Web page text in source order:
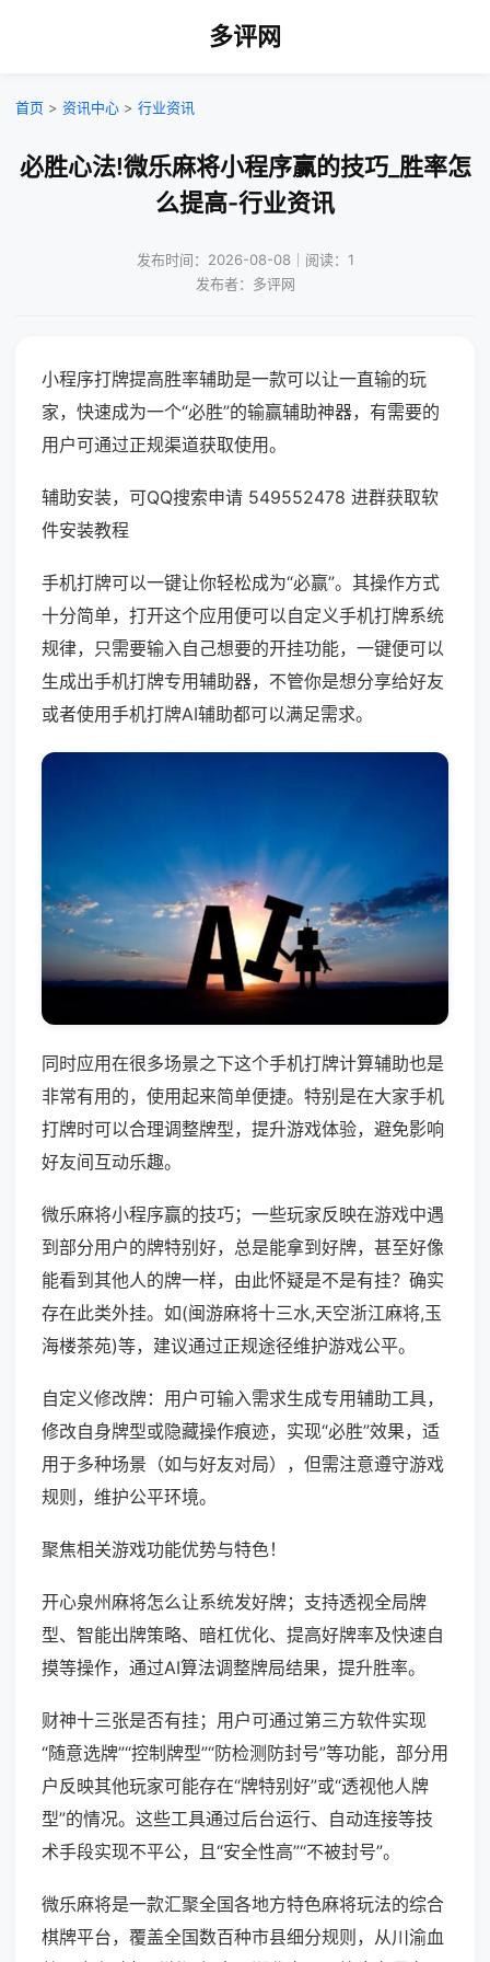
多评网
首页 > 资讯中心 > 行业资讯
必胜心法!微乐麻将小程序赢的技巧_胜率怎
么提高-行业资讯
发布时间：2026-08-08｜阅读：1
发布者：多评网
小程序打牌提高胜率辅助是一款可以让一直输的玩
家，快速成为一个“必胜”的输赢辅助神器，有需要的
用户可通过正规渠道获取使用。
辅助安装，可QQ搜索申请 549552478 进群获取软
件安装教程
手机打牌可以一键让你轻松成为“必赢”。其操作方式
十分简单，打开这个应用便可以自定义手机打牌系统
规律，只需要输入自己想要的开挂功能，一键便可以
生成出手机打牌专用辅助器，不管你是想分享给好友
或者使用手机打牌AI辅助都可以满足需求。
同时应用在很多场景之下这个手机打牌计算辅助也是
非常有用的，使用起来简单便捷。特别是在大家手机
打牌时可以合理调整牌型，提升游戏体验，避免影响
好友间互动乐趣。
微乐麻将小程序赢的技巧；一些玩家反映在游戏中遇
到部分用户的牌特别好，总是能拿到好牌，甚至好像
能看到其他人的牌一样，由此怀疑是不是有挂？确实
存在此类外挂。如(闽游麻将十三水,天空浙江麻将,玉
海楼茶苑)等，建议通过正规途径维护游戏公平。
自定义修改牌：用户可输入需求生成专用辅助工具，
修改自身牌型或隐藏操作痕迹，实现“必胜”效果，适
用于多种场景（如与好友对局），但需注意遵守游戏
规则，维护公平环境。
聚焦相关游戏功能优势与特色！
开心泉州麻将怎么让系统发好牌；支持透视全局牌
型、智能出牌策略、暗杠优化、提高好牌率及快速自
摸等操作，通过AI算法调整牌局结果，提升胜率。
财神十三张是否有挂；用户可通过第三方软件实现
“随意选牌”“控制牌型”“防检测防封号”等功能，部分用
户反映其他玩家可能存在“牌特别好”或“透视他人牌
型”的情况。这些工具通过后台运行、自动连接等技
术手段实现不平公，且“安全性高”“不被封号”。
微乐麻将是一款汇聚全国各地方特色麻将玩法的综合
棋牌平台，覆盖全国数百种市县细分规则，从川渝血